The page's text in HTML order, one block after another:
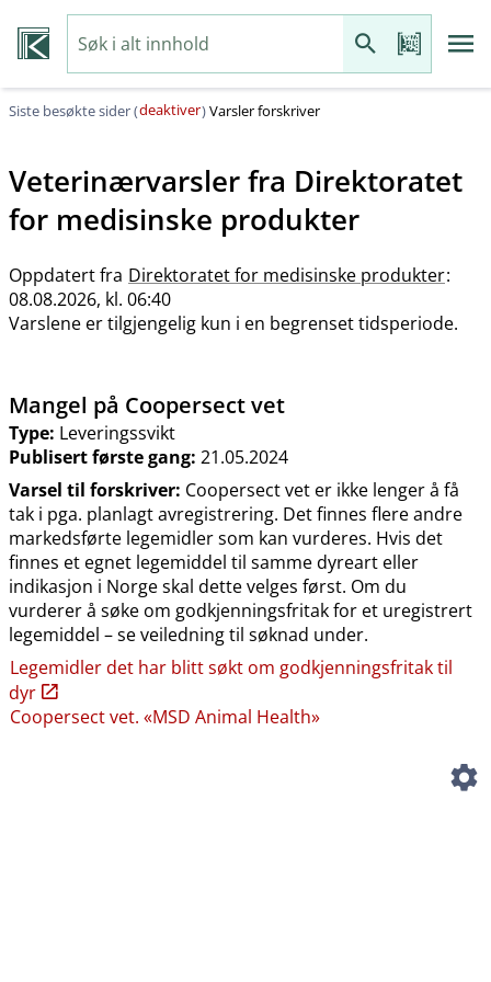
Siste besøkte sider (deaktiver)Varsler forskriver
Veterinærvarsler fra Direktoratet
for medisinske produkter
Oppdatert fra Direktoratet for medisinske produkter:
08.08.2026, kl. 06:40
Varslene er tilgjengelig kun i en begrenset tidsperiode.
Mangel på Coopersect vet
Type: Leveringssvikt
Publisert første gang: 21.05.2024
Varsel til forskriver: Coopersect vet er ikke lenger å få
tak i pga. planlagt avregistrering. Det finnes flere andre
markedsførte legemidler som kan vurderes. Hvis det
finnes et egnet legemiddel til samme dyreart eller
indikasjon i Norge skal dette velges først. Om du
vurderer å søke om godkjenningsfritak for et uregistrert
legemiddel – se veiledning til søknad under.
Legemidler det har blitt søkt om godkjenningsfritak til
dyr
Coopersect vet. «MSD Animal Health»